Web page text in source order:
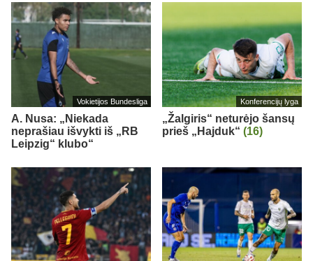
Vokietijos Bundesliga
A. Nusa: „Niekada
neprašiau išvykti iš „RB
Leipzig“ klubo“
Konferencijų lyga
„Žalgiris“ neturėjo šansų
prieš „Hajduk“ (16)